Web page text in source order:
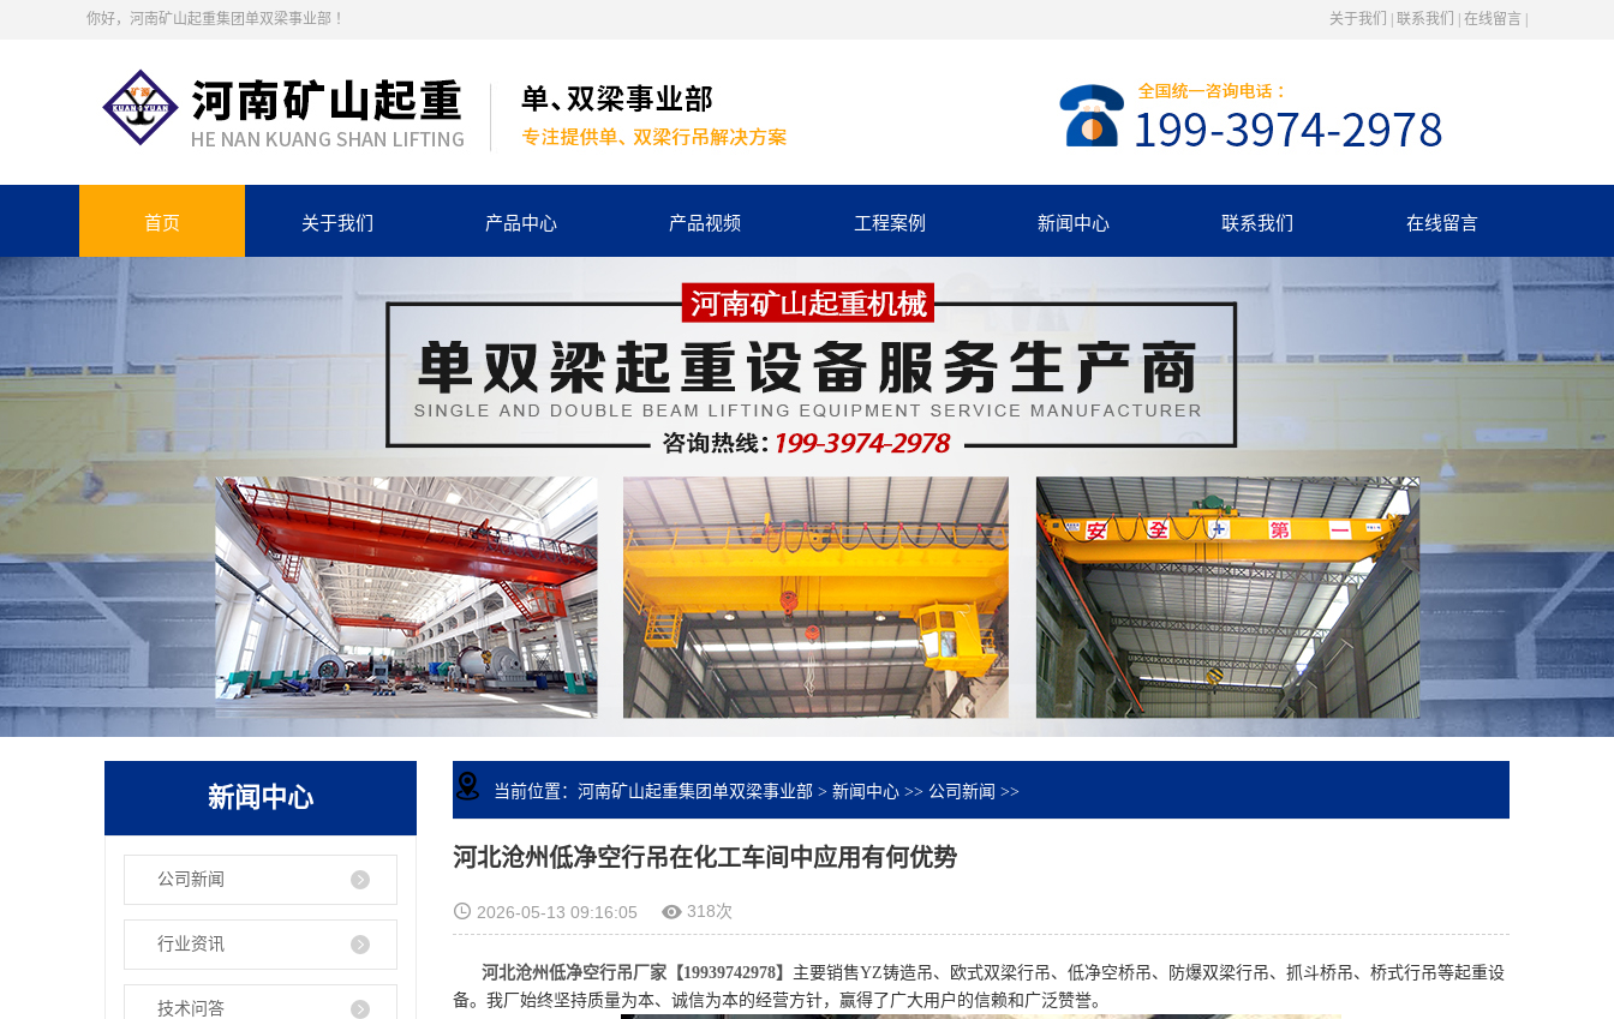
你好，河南矿山起重集团单双梁事业部 ！ 关于我们 联系我们 在线留言
首页 关于我们 产品中心 产品视频 工程案例 新闻中心 联系我们 在线留言
新闻中心
公司新闻
行业资讯
技术问答
当前位置： 河南矿山起重集团单双梁事业部 > 新闻中心 >> 公司新闻 >>
河北沧州低净空行吊在化工车间中应用有何优势
2026-05-13 09:16:05 318次
河北沧州低净空行吊厂家【19939742978】 主要销售YZ铸造吊、欧式双梁行吊、低净空桥吊、防爆双梁行吊、抓斗桥吊、桥式行吊等起重设
备。我厂始终坚持质量为本、诚信为本的经营方针，赢得了广大用户的信赖和广泛赞誉。